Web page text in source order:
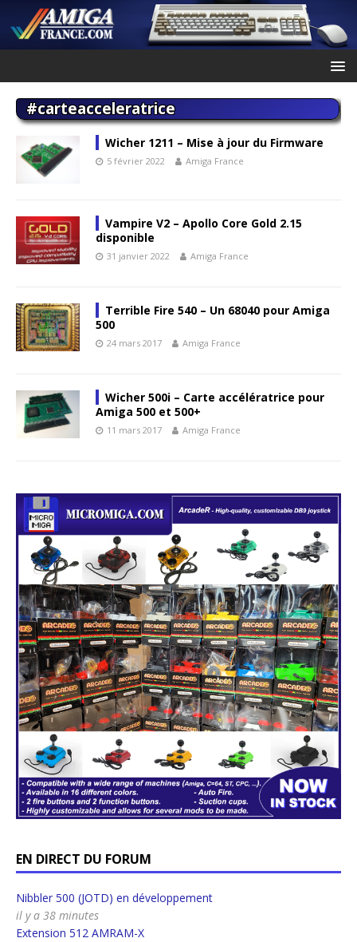
#carteacceleratrice
Wicher 1211 – Mise à jour du Firmware
5 février 2022 Amiga France
Vampire V2 – Apollo Core Gold 2.15
disponible
31 janvier 2022 Amiga France
Terrible Fire 540 – Un 68040 pour Amiga
500
24 mars 2017 Amiga France
Wicher 500i – Carte accélératrice pour
Amiga 500 et 500+
11 mars 2017 Amiga France
EN DIRECT DU FORUM
Nibbler 500 (JOTD) en développement
il y a 38 minutes
Extension 512 AMRAM-X